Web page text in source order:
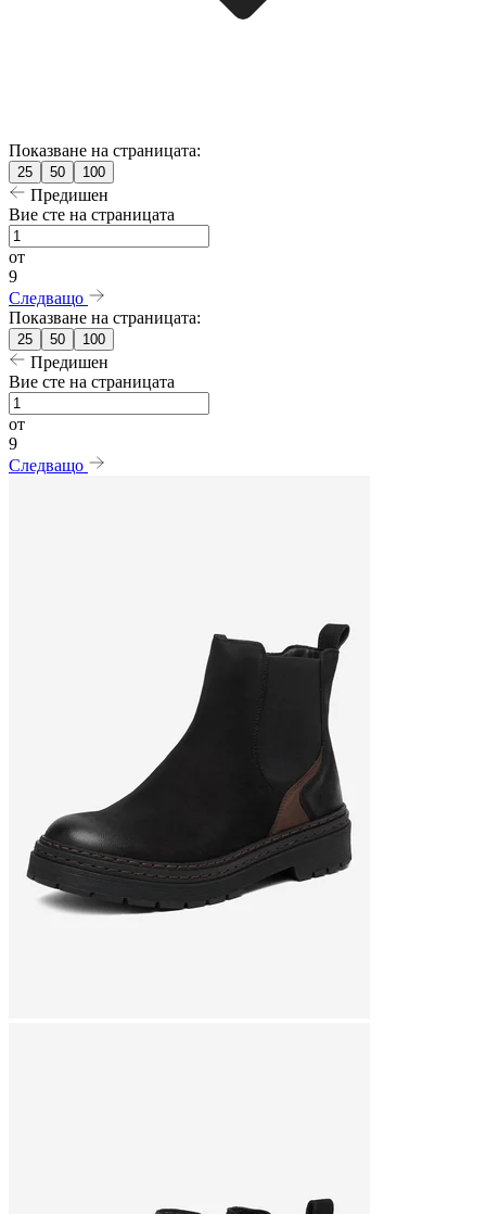
Показване на страницата:
25 50 100
Предишен
Вие сте на страницата
от
9
Следващо
Показване на страницата:
25 50 100
Предишен
Вие сте на страницата
от
9
Следващо